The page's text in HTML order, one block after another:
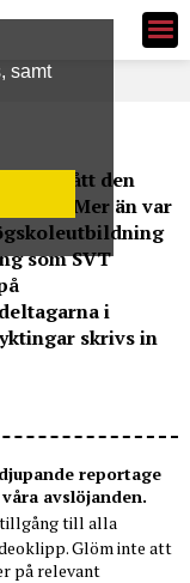
samt
fått den
Mer än var
som SVT
i
skrivs in
reportage
avslöjanden.
till alla
Glöm inte att
på relevant